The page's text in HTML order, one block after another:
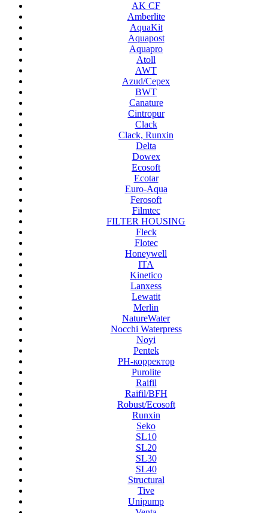
AK CF
Amberlite
AquaKit
Aquapost
Aquapro
Atoll
AWT
Azud/Cepex
BWT
Canature
Cintropur
Clack
Clack, Runxin
Delta
Dowex
Ecosoft
Ecotar
Euro-Aqua
Ferosoft
Filmtec
FILTER HOUSING
Fleck
Flotec
Honeywell
ITA
Kinetico
Lanxess
Lewatit
Merlin
NatureWater
Nocchi Waterpress
Noyi
Pentek
PH-корректор
Purolite
Raifil
Raifil/BFH
Robust/Ecosoft
Runxin
Seko
SL10
SL20
SL30
SL40
Structural
Tive
Unipump